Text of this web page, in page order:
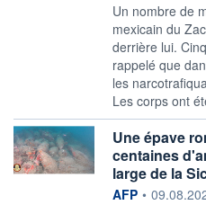
Un nombre de
mexicain du
derrière lui.
rappelé que
les
Les corps ont
Une épave
centaines
large de la
information
AFP •